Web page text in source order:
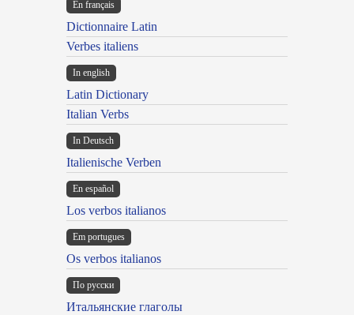
En français
Dictionnaire Latin
Verbes italiens
In english
Latin Dictionary
Italian Verbs
In Deutsch
Italienische Verben
En español
Los verbos italianos
Em portugues
Os verbos italianos
По русски
Итальянские глаголы